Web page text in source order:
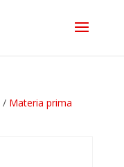
/ Materia prima